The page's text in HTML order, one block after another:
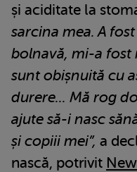
și aciditate la
sarcina mea. A
bolnavă, mi-a fost
sunt obișnuită cu
durere... Mă rog
ajute să-i nasc
și copiii mei”, a
nască, potrivit